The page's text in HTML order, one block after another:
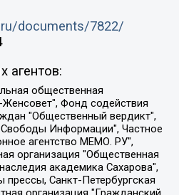
documents/7822/
агентов:
Симонов Евгений Алексеевич, Соловьева Елена Анатольевна, Сотников Даниил Владимирович, Сурначева Елизавета Дмитриевна, Автономная некоммерческая организация по защите прав человека и информированию населения "Якутия – Наше Мнение", Общество с ограниченной ответственностью "Москоу диджитал медиа", с 26.01.2023 Общество с ограниченной ответственностью "Чайка Белые сады", Ветошкина Валерия Валерьевна, Заговора Максим Александрович, Межрегиональное общественное движение "Российская ЛГБТ - сеть", Оленичев Максим Владимирович, Павлов Иван Юрьевич, Скворцова Елена Сергеевна, Общество с ограниченной ответственностью "Как бы инагент", Кочетков Игорь Викторович, Общество с ограниченной ответственностью "Честные выборы", Еланчик Олег Александрович, Общество с ограниченной ответственностью "Нобелевский призыв", Гималова Регина Эмилевна, Григорьев Андрей Валерьевич, Григорьева Алина Александровна, Ассоциация по содействию защите прав призывников, альтернативнослужащих и военнослужащих "Правозащитная группа "Гражданин.Армия.Право", Хисамова Регина Фаритовна, Автономная некоммерческая организация по реализации социально-правовых программ "Лилит", Дальневосточное общественное движение "Маяк", Санкт-Петербургская ЛГБТ-инициативная группа "Выход", Инициативная группа ЛГБТ+ "Реверс", Алексеев Андрей Викторович, Бекбулатова Таисия Львовна, Беляев Иван Михайлович, Владыкина Елена Сергеевна, Гельман Марат Александрович, Никульшина Вероника Юрьевна, Толоконникова Надежда Андреевна, Шендерович Виктор Анатольевич, Общество с ограниченной ответственностью "Данное сообщение", Общество с ограниченной ответственностью Издательский дом "Новая глава", Айнбиндер Александра Александровна, Московский комьюнити-центр для ЛГБТ+инициатив, Благотворительный фонд развития филантропии, Deutsche Welle (Германия, Kurt-Schumacher-Strasse 3, 53113 Bonn), Борзунова Мария Михайловна, Воробьев Виктор Викторович, Голубева Анна Львовна, Константинова Алла Михайловна, Малкова Ирина Владимировна, Мурадов Мурад Абдулгалимович, Осетинская Елизавета Николаевна, Понасенков Евгений Николаевич, Ганапольский Матвей Юрьевич, Киселев Евгений Алексеевич, Борухович Ирина Григорьевна, Дремин Иван Тимофеевич, Дубровский Дмитрий Викторович, Красноярская региональная общественная организация поддержки и развития альтернативных образовательных технологий и межкультурных коммуникаций "ИНТЕРРА", Маяковская Екатерина Алексеевна, Фейгин Марк Захарович, Филимонов Андрей Викторович, Дзугкоева Регина Николаевна, Доброхотов Роман Александрович, Дудь Юрий Александрович, Елкин Сергей Владимирович, Кругликов Кирилл Игоревич, Сабунаева Мария Леонидовна, Семенов Алексей Владимирович, Шаинян Карен Багратович, Шульман Екатерина Михайловна, Асафьев Артур Валерьевич, Вахштайн Виктор Семенович, Венедиктов Алексей Алексеевич, Лушникова Екатерина Евгеньевна, Волков Леонид Михайлович, Невзоров Александр Глебович, Пархоменко Сергей Борисович, Сироткин Ярослав Николаевич, Кара-Мурза Владимир Владимирович, Баранова Наталья Владимировна, Гозман Леонид Яковлевич, Кагарлицкий Борис Юльевич, Климарев Михаил Валерьевич, Милов Владимир Станиславович, Автономная некоммерческая организация Краснодарский центр современного искусства "Типография", Моргенштерн Алишер Тагирович, Соболь Любовь Эдуардовна, Общество с ограниченной ответственностью "ЛИЗА НОРМ", Каспаров Гарри Кимович, Ходорковский Михаил Борисович, Общество с ограниченной ответственностью "Апрельские тезисы", Данилович Ирина Брониславовна, Кашин Олег Владимирович, Петров Николай Владимирович, Пивоваров Алексей Владимирович, Соколов Михаил Владимирович, Цветкова Юлия Владимировна, Чичваркин Евгений Александрович, Комитет против пыток/Команда против пыток, Общество с ограниченной ответственностью "Первый научный", Общество с ограниченной ответственностью "Вертолет и ко", Белоцерковская Вероника Борисовна, Кац Максим Евгеньевич, Лазарева Татьяна Юрьевна, Шаведдинов Руслан Табризович, Яшин Илья Валерьевич, Общество с ограниченной ответственностью "Иноагент ААВ", Алешковский Дмитрий Петрович, Альбац Евгения Марковна, Быков Дмитрий Львович, Галямина Юлия Евгеньевна, Лойко Сергей Леонидович, Мартынов Кирилл Константинович, Медведев Сергей Александрович, Крашенинников Федор Геннадиевич, Гордеева Катерина Вл